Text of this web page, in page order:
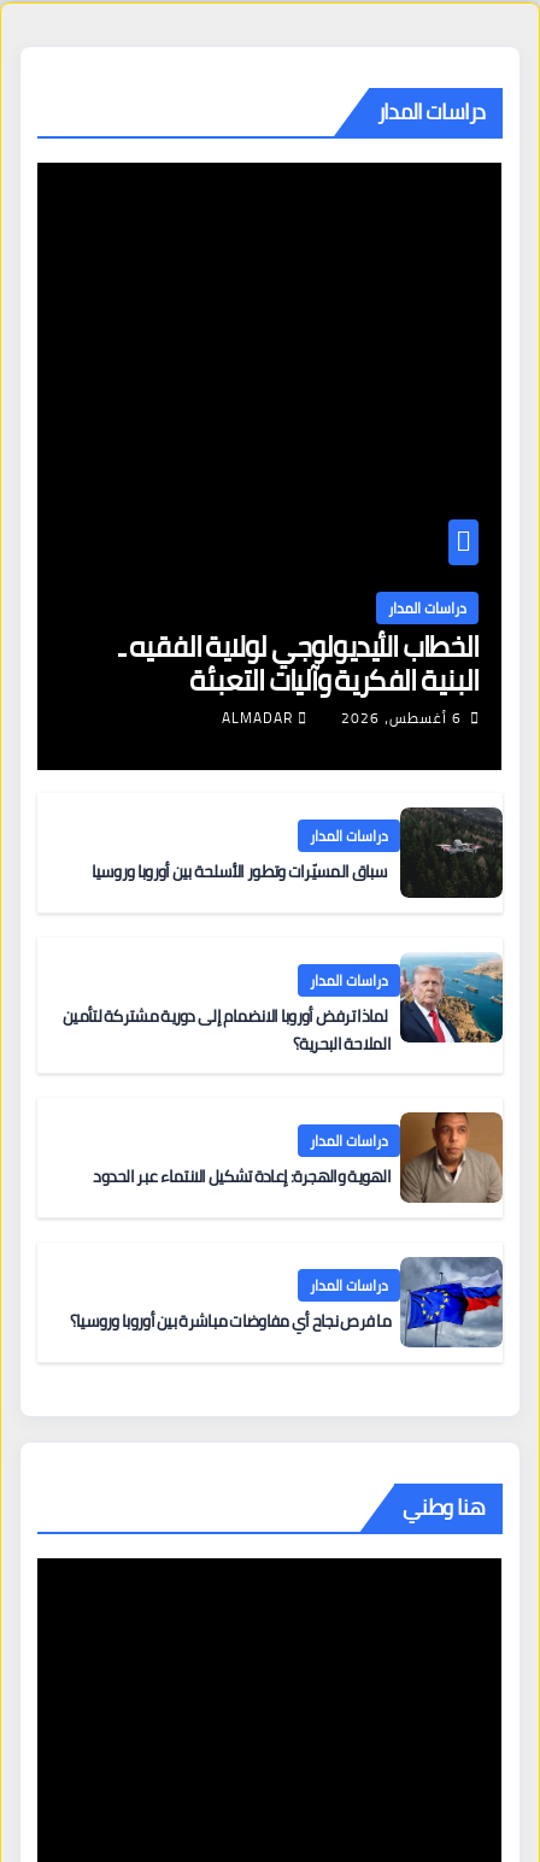
دراسات المدار
دراسات المدار
الخطاب الأيديولوجي لولاية الفقيه ـ
البنية الفكرية وآليات التعبئة
6 أغسطس، 2026 ALMADAR
دراسات المدار
سباق المسيّرات وتطور الأسلحة بين أوروبا وروسيا
دراسات المدار
لماذا ترفض أوروبا الانضمام إلى دورية مشتركة لتأمين
الملاحة البحرية؟
دراسات المدار
الهوية والهجرة: إعادة تشكيل الانتماء عبر الحدود
دراسات المدار
ما فرص نجاح أي مفاوضات مباشرة بين أوروبا وروسيا؟
هنا وطني